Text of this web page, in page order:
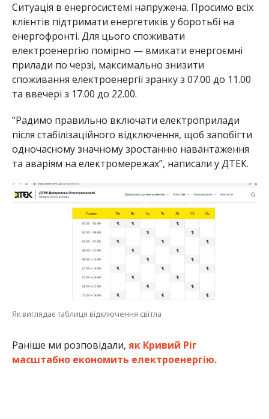
Ситуація в енергосистемі напружена. Просимо всіх
клієнтів підтримати енергетиків у боротьбі на
енергофронті. Для цього споживати
електроенергію помірно — вмикати енергоємні
прилади по черзі, максимально знизити
споживання електроенергії зранку з 07.00 до 11.00
та ввечері з 17.00 до 22.00.
“Радимо правильно включати електроприлади
після стабілізаційного відключення, щоб запобігти
одночасному значному зростанню навантаження
та аваріям на електромережах”, написали у ДТЕК.
Як виглядає таблиця відключення світла
Раніше ми розповідали, як Кривий Ріг
масштабно економить електроенергію.